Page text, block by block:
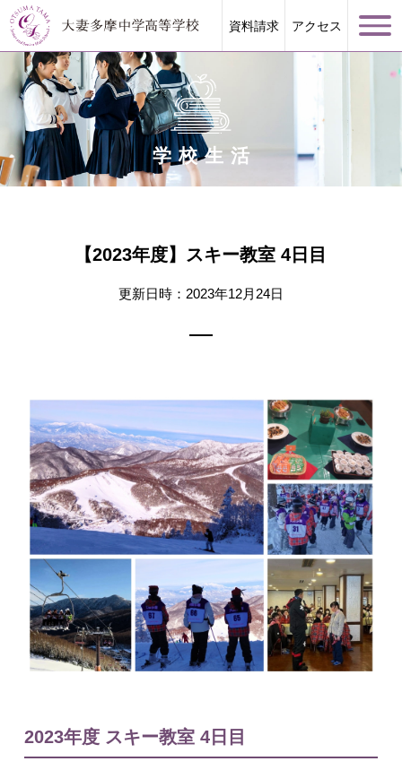
資料請求 アクセス
学校案内
English
学校生活
【2023年度】スキー教室 4日目
更新日時：2023年12月24日
2023年度 スキー教室 4日目